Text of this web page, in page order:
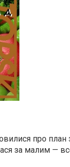
про
за малим —